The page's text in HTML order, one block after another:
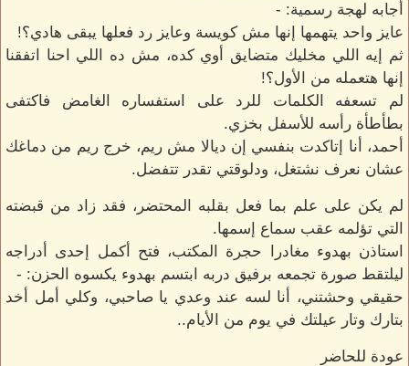
أجابه لهجة رسمية: -
عايز واحد يتهمها إنها مش كويسة وعايز رد فعلها يبقى هادي؟!
ثم إيه اللي مخليك متضايق أوي كده، مش ده اللي احنا اتفقنا
إنها هتعمله من الأول؟!
لم تسعفه الكلمات للرد على استفساره الغامض فاكتفى
بطأطأة رأسه للأسفل بخزي.
أحمد، أنا إتاكدت بنفسي إن ديالا مش ريم، خرج ريم من دماغك
عشان نعرف نشتغل، ودلوقتي تقدر تتفضل.
لم يكن على علم بما فعل بقلبه المحتضر، فقد زاد من قبضته
التي تؤلمه عقب سماع إسمها.
استاذن بهدوء مغادرا حجرة المكتب، فتح أكمل إحدى أدراجه
ليلتقط صورة تجمعه برفيق دربه ابتسم بهدوء يكسوه الحزن: -
حقيقي وحشتني، أنا لسه عند وعدي يا صاحبي، وكلي أمل أخد
بتارك وتار عيلتك في يوم من الأيام..
عودة للحاضر